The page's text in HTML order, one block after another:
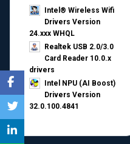
Intel® Wireless Wifi
Drivers Version
24.xxx WHQL
Realtek USB 2.0/3.0
Card Reader 10.0.x
drivers
Intel NPU (AI Boost)
Drivers Version
32.0.100.4841